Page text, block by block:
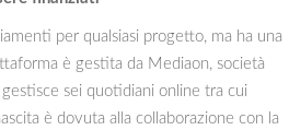
per qualsiasi progetto, ma ha una
è gestita da Mediaon, società
sei quotidiani online tra cui
è dovuta alla collaborazione con la